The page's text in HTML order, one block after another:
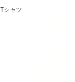
シャツ